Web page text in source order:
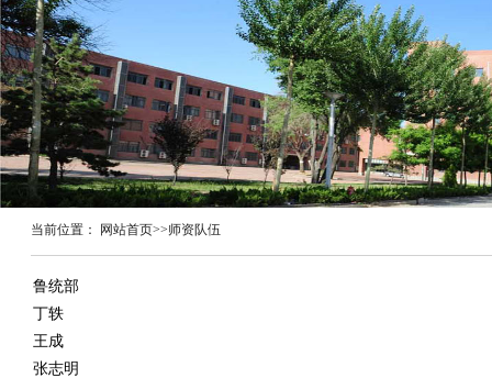
当前位置： 网站首页>>师资队伍
鲁统部
丁轶
王成
张志明